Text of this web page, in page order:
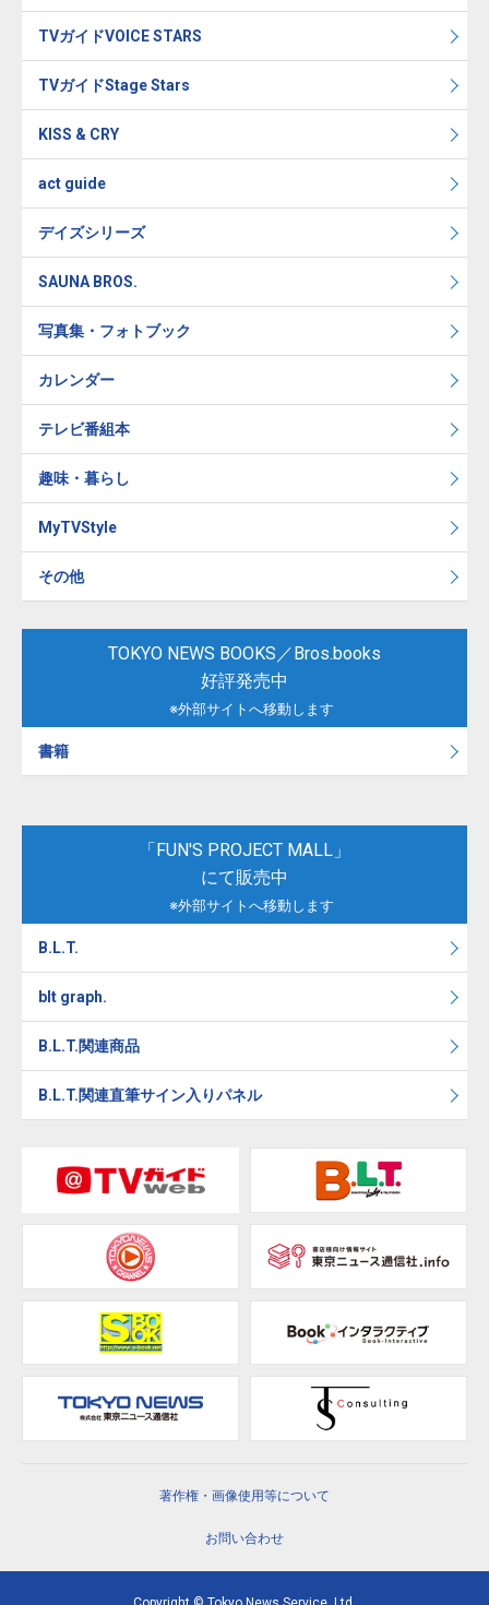
TVガイドVOICE STARS
TVガイドStage Stars
KISS & CRY
act guide
デイズシリーズ
SAUNA BROS.
写真集・フォトブック
カレンダー
テレビ番組本
趣味・暮らし
MyTVStyle
その他
TOKYO NEWS BOOKS／Bros.books
好評発売中
※外部サイトへ移動します
書籍
「FUN'S PROJECT MALL」
にて販売中
※外部サイトへ移動します
B.L.T.
blt graph.
B.L.T.関連商品
B.L.T.関連直筆サイン入りパネル
著作権・画像使用等について
お問い合わせ